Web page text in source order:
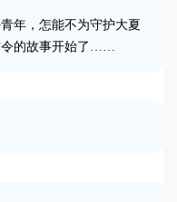
年，怎能不为守护大夏
令的故事开始了……